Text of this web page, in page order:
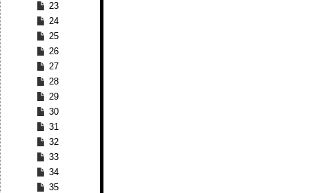
23
24
25
26
27
28
29
30
31
32
33
34
35